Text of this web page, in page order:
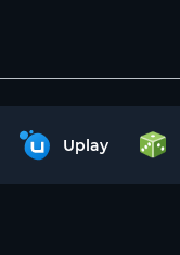
Uplay